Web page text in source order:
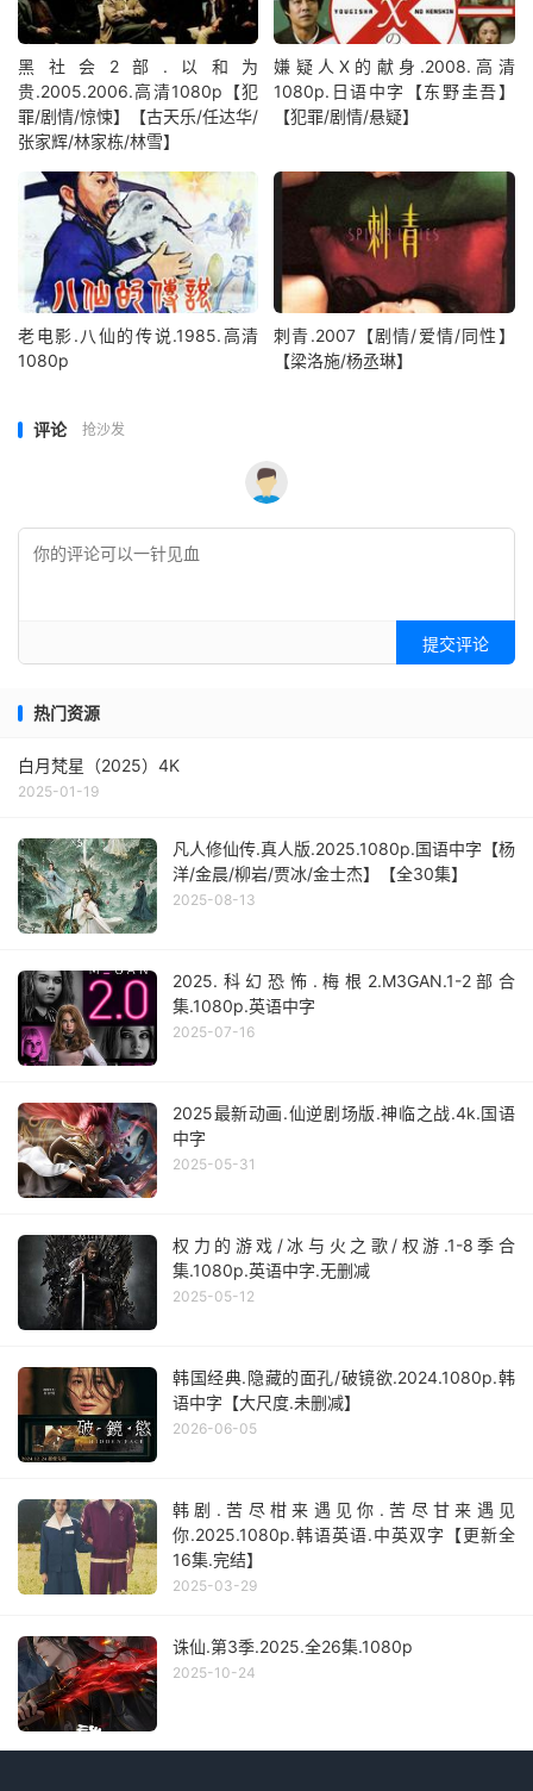
黑社会2部.以和为
贵.2005.2006.高清1080p【犯
罪/剧情/惊悚】【古天乐/任达华/
张家辉/林家栋/林雪】
嫌疑人X的献身.2008.高清
1080p.日语中字【东野圭吾】
【犯罪/剧情/悬疑】
老电影.八仙的传说.1985.高清
1080p
刺青.2007【剧情/爱情/同性】
【梁洛施/杨丞琳】
评论 抢沙发
提交评论
热门资源
白月梵星（2025）4K
2025-01-19
凡人修仙传.真人版.2025.1080p.国语中字【杨
洋/金晨/柳岩/贾冰/金士杰】【全30集】
2025-08-13
2025.科幻恐怖.梅根2.M3GAN.1-2部合
集.1080p.英语中字
2025-07-16
2025最新动画.仙逆剧场版.神临之战.4k.国语
中字
2025-05-31
权力的游戏/冰与火之歌/权游.1-8季合
集.1080p.英语中字.无删减
2025-05-12
韩国经典.隐藏的面孔/破镜欲.2024.1080p.韩
语中字【大尺度.未删减】
2026-06-05
韩剧.苦尽柑来遇见你.苦尽甘来遇见
你.2025.1080p.韩语英语.中英双字【更新全
16集.完结】
2025-03-29
诛仙.第3季.2025.全26集.1080p
2025-10-24